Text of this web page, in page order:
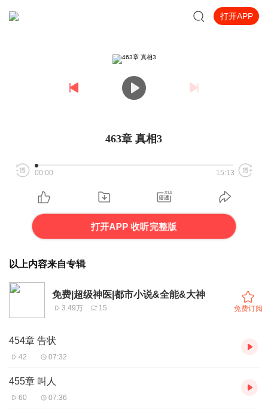
打开APP
463章 真相3
00:00 15:13
打开APP 收听完整版
以上内容来自专辑
免费|超级神医|都市小说&全能&大神
3.49万 15 免费订阅
454章 告状
42 07:32
455章 叫人
60 07:36